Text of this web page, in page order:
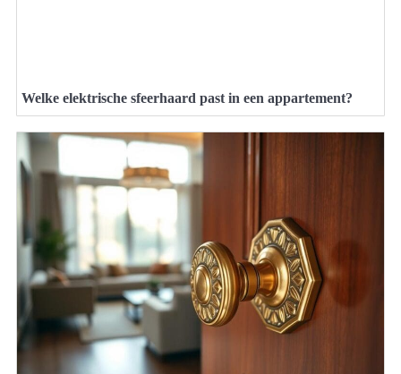
Welke elektrische sfeerhaard past in een appartement?